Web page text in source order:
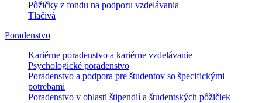
Pôžičky z fondu na podporu vzdelávania
Tlačivá
Poradenstvo
Kariérne poradenstvo a kariérne vzdelávanie
Psychologické poradenstvo
Poradenstvo a podpora pre študentov so špecifickými
potrebami
Poradenstvo v oblasti štipendií a študentských pôžičiek